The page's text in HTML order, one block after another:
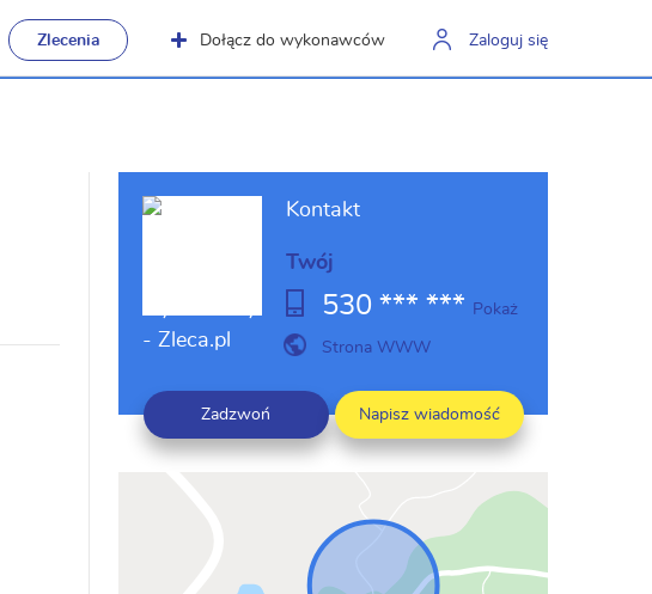
Zlecenia Dołącz do wykonawców Zaloguj się
Kontakt
Twój
530 *** *** Pokaż
Strona WWW
Zadzwoń Napisz wiadomość